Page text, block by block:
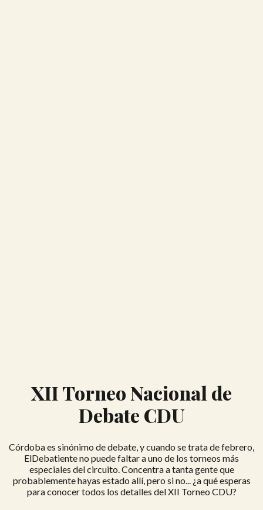
XII Torneo Nacional de
Debate CDU
Córdoba es sinónimo de debate, y cuando se trata de febrero,
ElDebatiente no puede faltar a uno de los torneos más
especiales del circuito. Concentra a tanta gente que
probablemente hayas estado allí, pero si no... ¿a qué esperas
para conocer todos los detalles del XII Torneo CDU?